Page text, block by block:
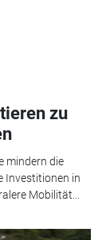
zu
mindern die
Investitionen in
Mobilität...